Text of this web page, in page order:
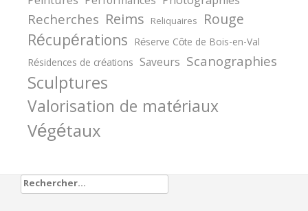
Recherches Reims Reliquaires Rouge
Récupérations Réserve Côte de Bois-en-Val
Résidences de créations Saveurs Scanographies
Sculptures
Valorisation de matériaux
Végétaux
Rechercher :